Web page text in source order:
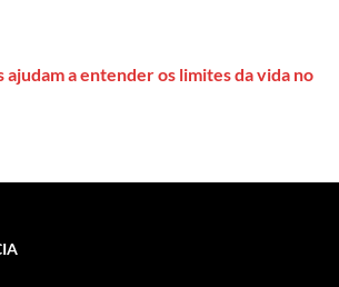
a entender os limites da vida no